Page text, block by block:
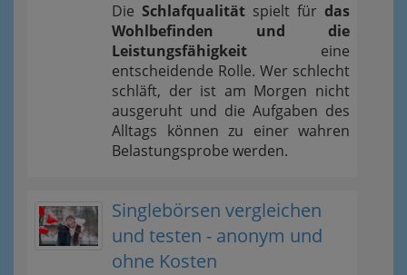
Die Schlafqualität spielt für das
Wohlbefinden und die
Leistungsfähigkeit eine
entscheidende Rolle. Wer schlecht
schläft, der ist am Morgen nicht
ausgeruht und die Aufgaben des
Alltags können zu einer wahren
Belastungsprobe werden.
Singlebörsen vergleichen
und testen - anonym und
ohne Kosten